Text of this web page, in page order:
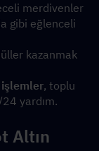
merdivenler
gibi eğlenceli
kazanmak
işlemler, toplu
yardım.
Altın